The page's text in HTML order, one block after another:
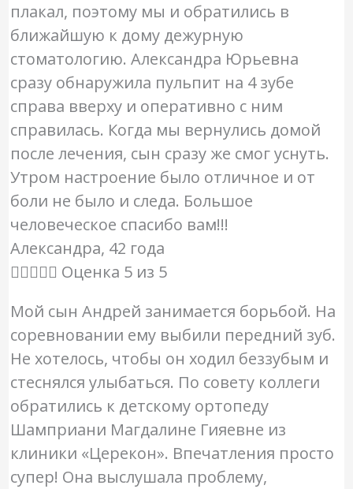
плакал, поэтому мы и обратились в
ближайшую к дому дежурную
стоматологию. Александра Юрьевна
сразу обнаружила пульпит на 4 зубе
справа вверху и оперативно с ним
справилась. Когда мы вернулись домой
после лечения, сын сразу же смог уснуть.
Утром настроение было отличное и от
боли не было и следа. Большое
человеческое спасибо вам!!!
Александра, 42 года
 Оценка 5 из 5
Мой сын Андрей занимается борьбой. На
соревновании ему выбили передний зуб.
Не хотелось, чтобы он ходил беззубым и
стеснялся улыбаться. По совету коллеги
обратились к детскому ортопеду
Шамприани Магдалине Гияевне из
клиники «Церекон». Впечатления просто
супер! Она выслушала проблему,